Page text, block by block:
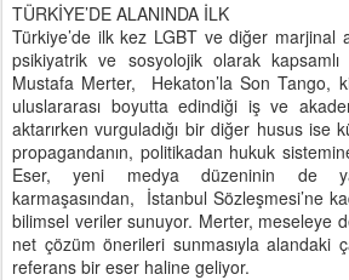
TÜRKİYE’DE ALANINDA İLK
Türkiye’de ilk kez LGBT ve diğer marjinal
psikiyatrik ve sosyolojik olarak
Mustafa Merter, Hekaton’la Son Tango,
uluslararası boyutta edindiği iş ve
aktarırken vurguladığı bir diğer husus ise
propagandanın, politikadan hukuk
Eser, yeni medya düzeninin de
karmaşasından, İstanbul Sözleşmesi’ne
bilimsel veriler sunuyor. Merter, meseleye
net çözüm önerileri sunmasıyla alandaki
referans bir eser haline geliyor.